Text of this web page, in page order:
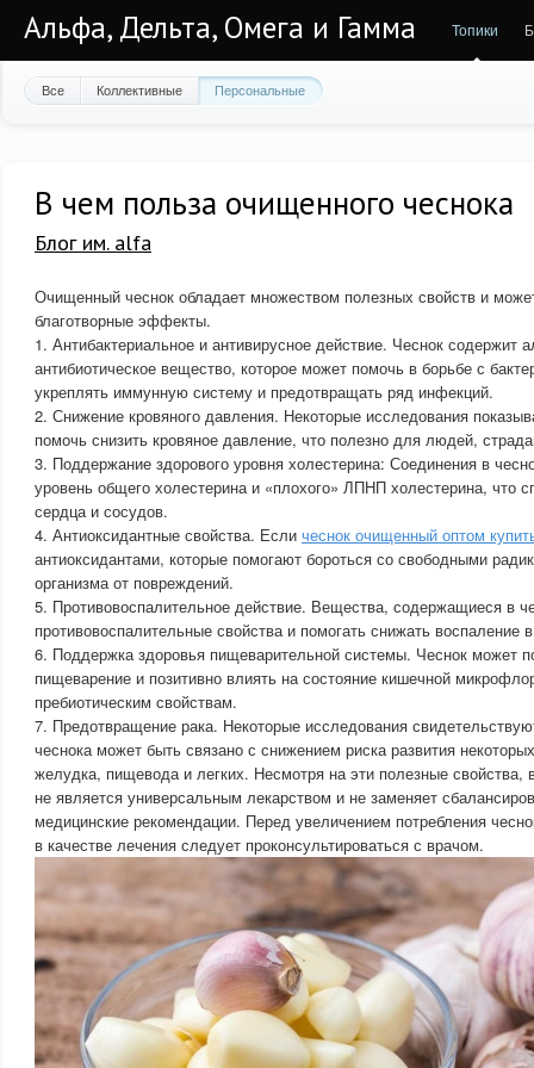
Альфа, Дельта, Омега и Гамма Топики
Все Коллективные Персональные
В чем польза очищенного чеснока
Блог им. alfa
Очищенный чеснок обладает множеством полезных свойств и
благотворные эффекты.
1. Антибактериальное и антивирусное действие. Чеснок содержит
антибиотическое вещество, которое может помочь в борьбе с
укреплять иммунную систему и предотвращать ряд инфекций.
2. Снижение кровяного давления. Некоторые исследования
помочь снизить кровяное давление, что полезно для людей,
3. Поддержание здорового уровня холестерина: Соединения в
уровень общего холестерина и «плохого» ЛПНП холестерина, что
сердца и сосудов.
4. Антиоксидантные свойства. Если чеснок очищенный оптом
антиоксидантами, которые помогают бороться со свободными
организма от повреждений.
5. Противовоспалительное действие. Вещества, содержащиеся в
противовоспалительные свойства и помогать снижать воспаление
6. Поддержка здоровья пищеварительной системы. Чеснок может
пищеварение и позитивно влиять на состояние кишечной
пребиотическим свойствам.
7. Предотвращение рака. Некоторые исследования
чеснока может быть связано с снижением риска развития
желудка, пищевода и легких. Несмотря на эти полезные свойства,
не является универсальным лекарством и не заменяет
медицинские рекомендации. Перед увеличением потребления
в качестве лечения следует проконсультироваться с врачом.